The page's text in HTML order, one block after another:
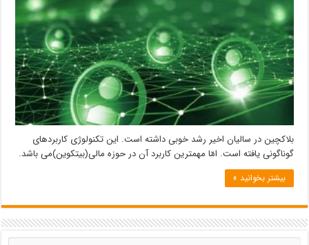
بلاک‎چین در سالیان اخیر رشد خوبی داشته است. این تکنولوژی کاربردهای
گوناگونی یافته است. امّا مهمترین کاربرد آن در حوزه مالی(بیت‎کوین)می باشد.
بیشتر بخوانید »